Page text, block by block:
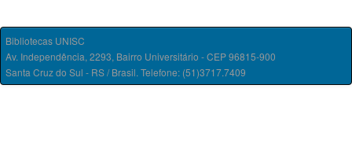
Bibliotecas UNISC
Av. Independência, 2293, Bairro Universitário - CEP 96815-900
Santa Cruz do Sul - RS / Brasil. Telefone: (51)3717.7409